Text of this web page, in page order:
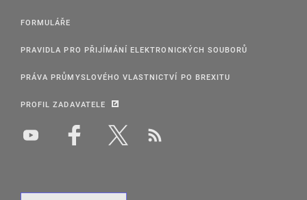
FORMULÁŘE
PRAVIDLA PRO PŘIJÍMÁNÍ ELEKTRONICKÝCH SOUBORŮ
PRÁVA PRŮMYSLOVÉHO VLASTNICTVÍ PO BREXITU
PROFIL ZADAVATELE